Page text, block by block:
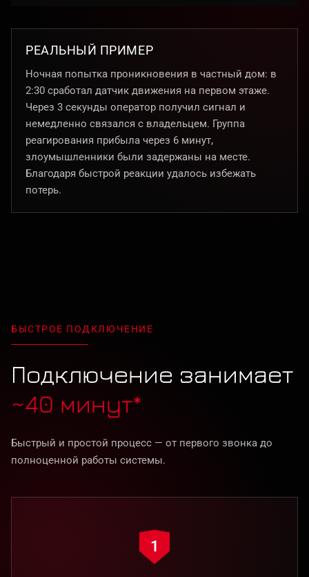
РЕАЛЬНЫЙ ПРИМЕР
Ночная попытка проникновения в частный дом: в
2:30 сработал датчик движения на первом этаже.
Через 3 секунды оператор получил сигнал и
немедленно связался с владельцем. Группа
реагирования прибыла через 6 минут,
злоумышленники были задержаны на месте.
Благодаря быстрой реакции удалось избежать
потерь.
БЫСТРОЕ ПОДКЛЮЧЕНИЕ
Подключение занимает
~40 минут*
Быстрый и простой процесс — от первого звонка до
полноценной работы системы.
1